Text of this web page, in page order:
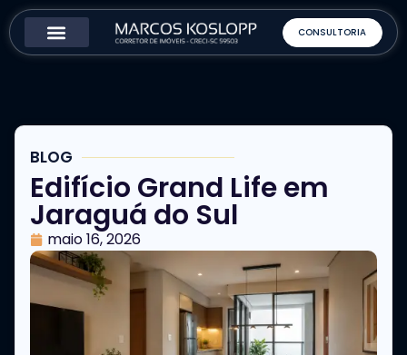
CONSULTORIA
BLOG
Edifício Grand Life em
Jaraguá do Sul
maio 16, 2026